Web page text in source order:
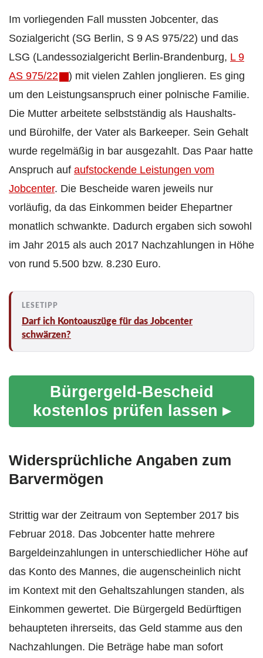
Im vorliegenden Fall mussten Jobcenter, das
Sozialgericht (SG Berlin, S 9 AS 975/22) und das
LSG (Landessozialgericht Berlin-Brandenburg, L 9
AS 975/22
) mit vielen Zahlen jonglieren. Es ging
um den Leistungsanspruch einer polnische Familie.
Die Mutter arbeitete selbstständig als Haushalts-
und Bürohilfe, der Vater als Barkeeper. Sein Gehalt
wurde regelmäßig in bar ausgezahlt. Das Paar hatte
Anspruch auf aufstockende Leistungen vom
Jobcenter. Die Bescheide waren jeweils nur
vorläufig, da das Einkommen beider Ehepartner
monatlich schwankte. Dadurch ergaben sich sowohl
im Jahr 2015 als auch 2017 Nachzahlungen in Höhe
von rund 5.500 bzw. 8.230 Euro.
Darf ich Kontoauszüge für das Jobcenter
schwärzen?
Bürgergeld-Bescheid
kostenlos prüfen lassen ▸
Widersprüchliche Angaben zum
Barvermögen
Strittig war der Zeitraum von September 2017 bis
Februar 2018. Das Jobcenter hatte mehrere
Bargeldeinzahlungen in unterschiedlicher Höhe auf
das Konto des Mannes, die augenscheinlich nicht
im Kontext mit den Gehaltszahlungen standen, als
Einkommen gewertet. Die Bürgergeld Bedürftigen
behaupteten ihrerseits, das Geld stamme aus den
Nachzahlungen. Die Beträge habe man sofort